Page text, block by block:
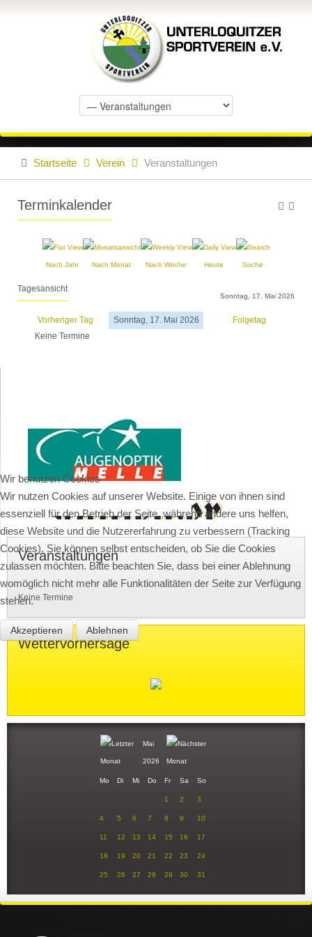
Startseite Verein Veranstaltungen
Terminkalender
Nach Jahr Nach Monat Nach Woche Heute Suche
Tagesansicht
Sonntag, 17. Mai 2026
Vorheriger Tag Sonntag, 17. Mai 2026
Folgetag
Keine Termine
Veranstaltungen
Keine Termine
Wettervorhersage
Mai
2026
Mo Di Mi Do Fr Sa So
1 2 3
4 5 6 7 8 9 10
11 12 13 14 15 16 17
18 19 20 21 22 23 24
25 26 27 28 29 30 31
Wir benutzen Cookies
Wir nutzen Cookies auf unserer Website. Einige von ihnen sind
essenziell für den Betrieb der Seite, während andere uns helfen,
diese Website und die Nutzererfahrung zu verbessern (Tracking
Cookies). Sie können selbst entscheiden, ob Sie die Cookies
zulassen möchten. Bitte beachten Sie, dass bei einer Ablehnung
womöglich nicht mehr alle Funktionalitäten der Seite zur Verfügung
stehen.
Akzeptieren Ablehnen